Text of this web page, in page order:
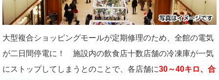
大型複合ショッピングモールが定期修理のため、全館の電気
が二日間停電に！ 施設内の飲食店十数店舗の冷凍庫が一気
にストップしてしまうとのことで、各店舗に30～40キロ、合